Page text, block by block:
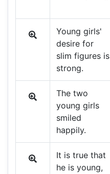
Young girls'
desire for
slim figures is
strong.
The two
young girls
smiled
happily.
It is true that
he is young,